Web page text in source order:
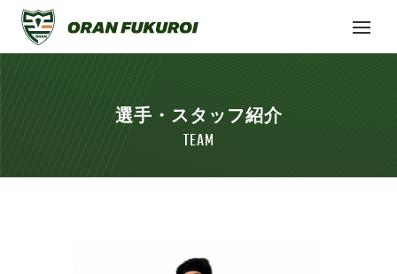
選手・スタッフ紹介
TEAM